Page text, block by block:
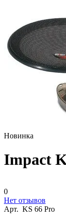
Новинка
Impact
0
Нет отзывов
Арт. KS 66 Pro